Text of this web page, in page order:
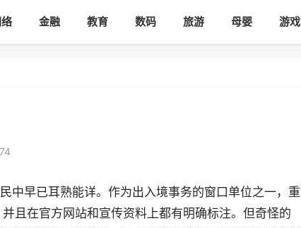
金融 教育 数码 旅游 母婴 游戏
中早已耳熟能详。作为出入境事务的窗口单位之一，重
且在官方网站和宣传资料上都有明确标注。但奇怪的